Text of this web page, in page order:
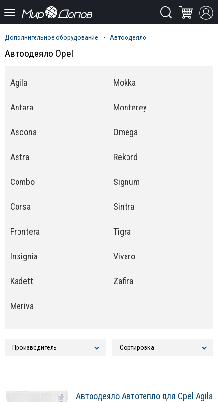
Дополнительное оборудование Автоодеяло
Автоодеяло Opel
Agila
Antara
Ascona
Astra
Combo
Corsa
Frontera
Insignia
Kadett
Meriva
Mokka
Monterey
Omega
Rekord
Signum
Sintra
Tigra
Vivaro
Zafira
Автоодеяло Автотепло для Opel Agila